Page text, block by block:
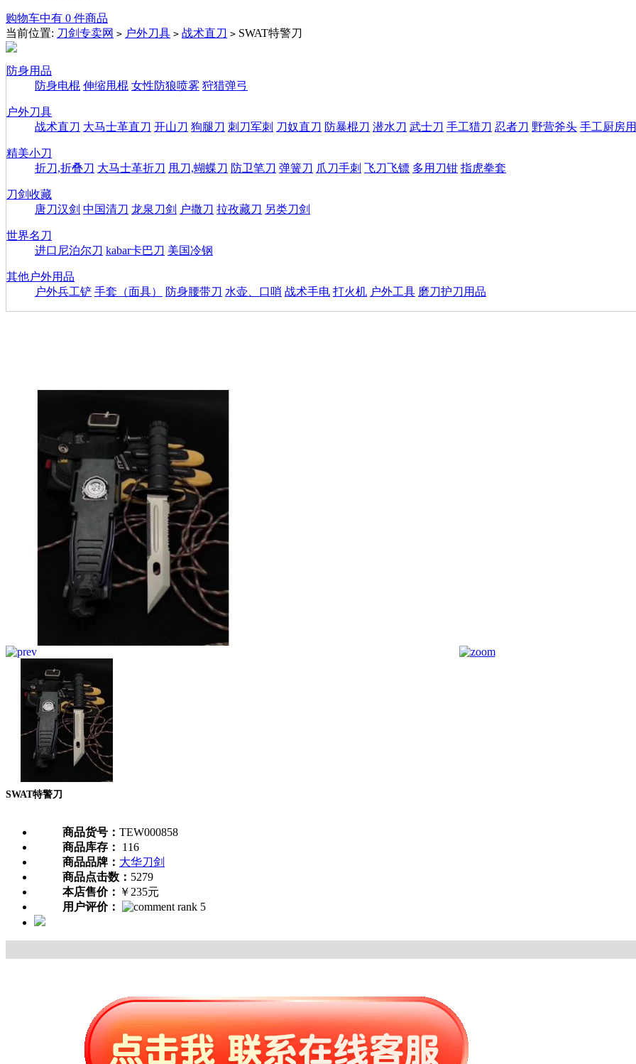
购物车中有 0 件商品
当前位置: 刀剑专卖网 > 户外刀具 > 战术直刀 > SWAT特警刀
防身用品
防身电棍 伸缩甩棍 女性防狼喷雾 狩猎弹弓
户外刀具
战术直刀 大马士革直刀 开山刀 狗腿刀 刺刀军刺 刀奴直刀 防暴棍刀 潜水刀 武士刀 手工猎刀 忍者刀 野营斧头 手工厨房
精美小刀
折刀,折叠刀 大马士革折刀 甩刀,蝴蝶刀 防卫笔刀 弹簧刀 爪刀手刺 飞刀飞镖 多用刀钳 指虎拳套
刀剑收藏
唐刀汉剑 中国清刀 龙泉刀剑 户撒刀 拉孜藏刀 另类刀剑
世界名刀
进口尼泊尔刀 kabar卡巴刀 美国冷钢
其他户外用品
户外兵工铲 手套（面具） 防身腰带刀 水壶、口哨 战术手电 打火机 户外工具 磨刀护刀用品
SWAT特警刀
商品货号： TEW000858
商品库存：
116
商品品牌： 大华刀剑
商品点击数： 5279
本店售价： ￥235元
用户评价：